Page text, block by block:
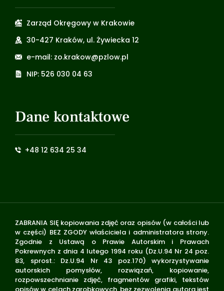
Zarząd Okręgowy w Krakowie
30-427 Kraków, ul. Żywiecka 12
e-mail: zo.krakow@pzlow.pl
NIP: 526 030 04 63
Dane kontaktowe
+48 12 634 25 34
ZABRANIA SIĘ kopiowania zdjęć oraz opisów (w całości lub
w części) BEZ ZGODY właściciela i administratora strony.
Zgodnie z Ustawą o Prawie Autorskim i Prawach
Pokrewnych z dnia 4 lutego 1994 roku (Dz.U.94 Nr 24 poz.
83, sprost.: Dz.U.94 Nr 43 poz.170) wykorzystywanie
autorskich pomysłów, rozwiązań, kopiowanie,
rozpowszechnianie zdjęć, fragmentów grafiki, tekstów